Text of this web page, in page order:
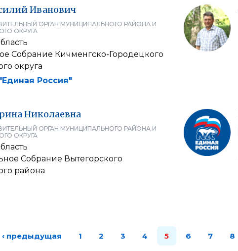
Иванович
ОРГАН МУНИЦИПАЛЬНОГО РАЙОНА И
ОКРУГА
Собрание Кичменгско-Городецкого
округа
Россия"
Николаевна
ОРГАН МУНИЦИПАЛЬНОГО РАЙОНА И
ОКРУГА
Собрание Вытегорского
района
‹ предыдущая 1 2 3 4 5 6 7 8